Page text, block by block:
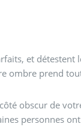
et
ombre prend
obscur de
personnes